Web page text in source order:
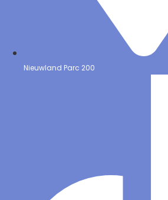
Nieuwland Parc 200